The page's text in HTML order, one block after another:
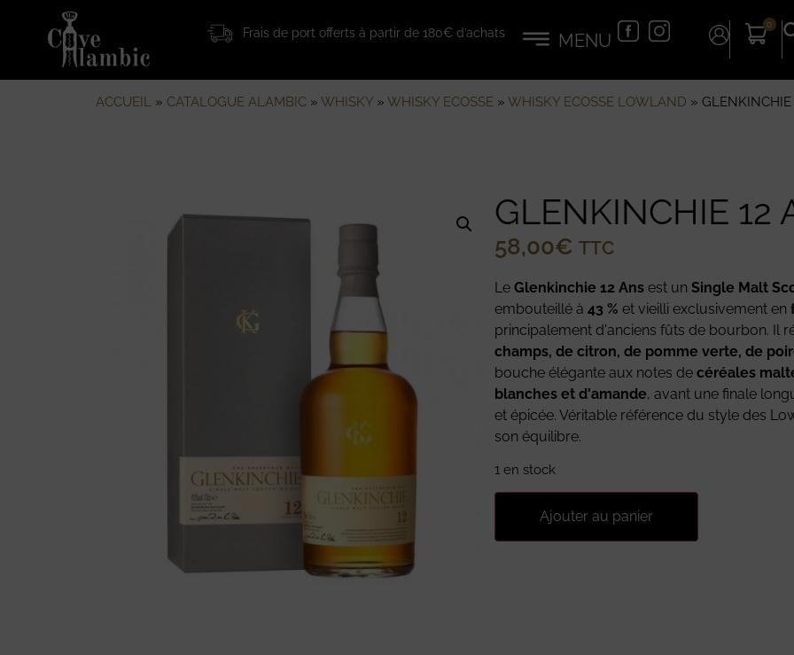
Frais de port offerts à partir de 180€ d’achats
0
ACCUEIL» CATALOGUE ALAMBIC» WHISKY» WHISKY ECOSSE» WHISKY ECOSSE LOWLAND » GLENKINCHIE
GLENKINCHIE 12
58,00€ TTC
Le Glenkinchie 12 Ans est un Single Malt
embouteillé à 43 % et vieilli exclusivement en
principalement d'anciens fûts de bourbon. Il
champs, de citron, de pomme verte, de
bouche élégante aux notes de céréales
blanches et d'amande, avant une finale
et épicée. Véritable référence du style des
son équilibre.
1 en stock
Ajouter au panier